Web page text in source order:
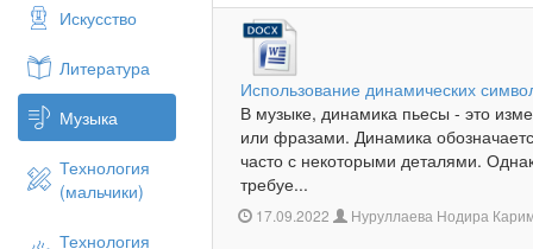
Искусство
Литература
Музыка
Технология
(мальчики)
Технология
Использование динамических
В музыке, динамика пьесы - это
или фразами. Динамика
часто с некоторыми деталями.
требуе...
17.09.2022 Нуруллаева Нодира